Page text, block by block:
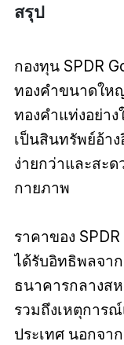
สรุป
กองทุน SPDR
ทองคำขนาดให
ทองคำแท่งอย่าง
เป็นสินทรัพย์อ้า
ง่ายกว่าและสะ
กายภาพ
ราคาของ
ได้รับอิทธิพลจา
ธนาคารกลางสห
รวมถึงเหตุการณ์
ประเทศ นอกจา